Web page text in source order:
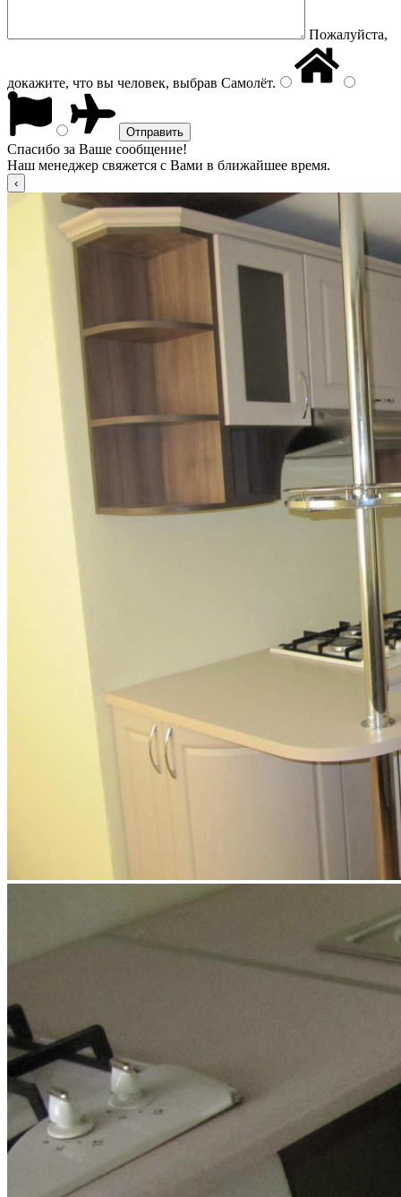
Пожалуйста,
докажите, что вы человек, выбрав Самолёт.
Спасибо за Ваше сообщение!
Наш менеджер свяжется с Вами в ближайшее время.